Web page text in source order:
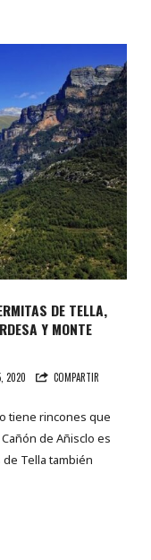
DE TELLA,
Y MONTE
2020 COMPARTIR
tiene rincones que
de Añisclo es
de Tella también